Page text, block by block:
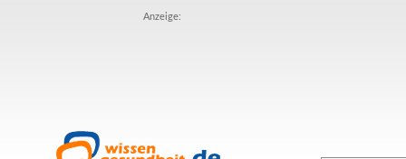
Anzeige: